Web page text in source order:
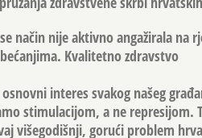
način nije aktivno angažirala na
Kvalitetno zdravstvo
interes svakog našeg
stimulacijom, a ne represijom.
višegodišnji, gorući problem